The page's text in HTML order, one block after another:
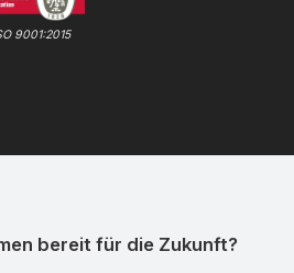
9001:2015
bereit für die Zukunft?